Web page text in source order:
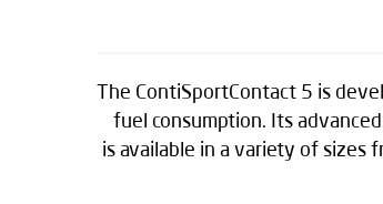
The ContiSportContact 5 is
fuel consumption. Its
is available in a variety of sizes